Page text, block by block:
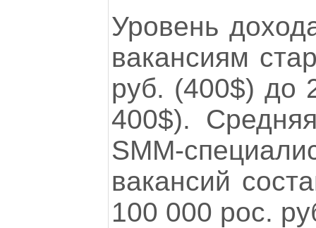
Уровень
вакансиям
руб. (400$) до
400$).
SMM-
вакансий
100 000 рос.